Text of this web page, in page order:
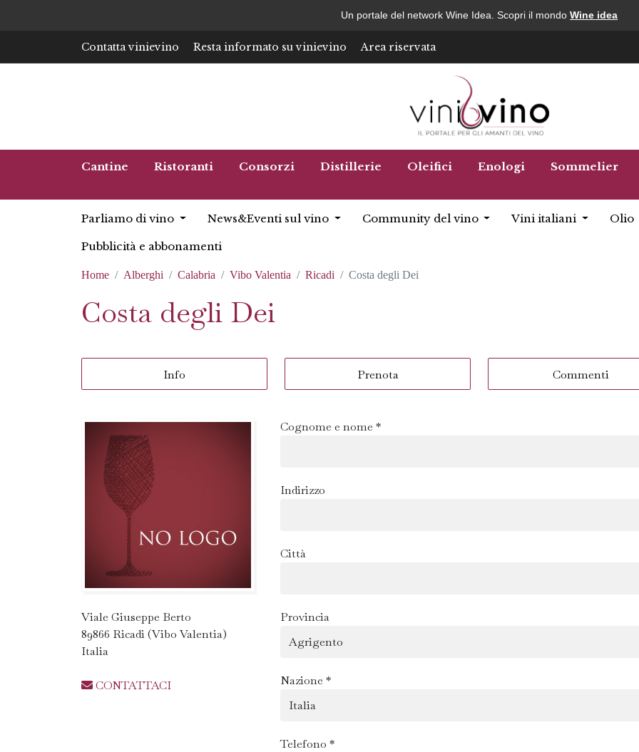
Un portale del network Wine Idea. Scopri il mondo Wine idea
Contatta vinievino Resta informato su vinievino Area riservata
Cantine Ristoranti Consorzi Distillerie Oleifici Enologi Sommelier
Parliamo di vino News&Eventi sul vino Community del vino Vini italiani Olio
Pubblicità e abbonamenti
Home Alberghi Calabria Vibo Valentia Ricadi Costa degli Dei
Costa degli Dei
Info Prenota Commenti
Viale Giuseppe Berto
89866 Ricadi (Vibo Valentia)
Italia
CONTATTACI
Cognome e nome *
Indirizzo
Città
Provincia
Nazione *
Telefono *